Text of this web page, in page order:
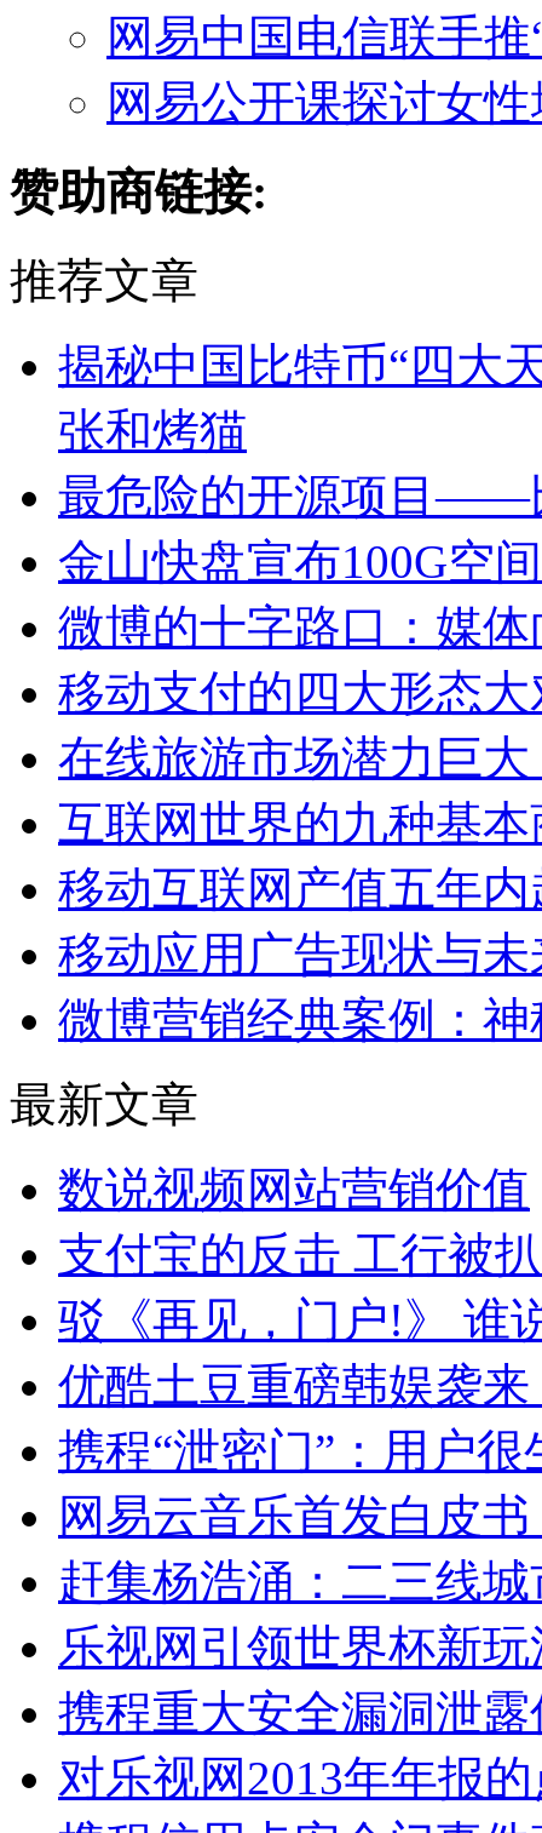
网易中国电信联手
网易公开课探讨女
赞助商链接:
推荐文章
揭秘中国比特币“四大
张和烤猫
最危险的开源项目——
金山快盘宣布100G空
微博的十字路口：媒
移动支付的四大形态大
在线旅游市场潜力巨
互联网世界的九种基
移动互联网产值五年
移动应用广告现状与
微博营销经典案例：
最新文章
数说视频网站营销价值
支付宝的反击 工行被
驳《再见，门户!》 谁
优酷土豆重磅韩娱袭
携程“泄密门”：用户
网易云音乐首发白皮
赶集杨浩涌：二三线
乐视网引领世界杯新
携程重大安全漏洞泄
对乐视网2013年年报